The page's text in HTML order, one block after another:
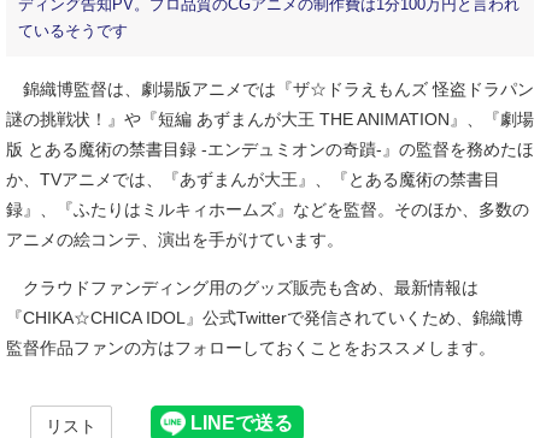
ディング告知PV。プロ品質のCGアニメの制作費は1分100万円と言われ
ているそうです
錦織博監督は、劇場版アニメでは『ザ☆ドラえもんズ 怪盗ドラパン
謎の挑戦状！』や『短編 あずまんが大王 THE ANIMATION』、『劇場
版 とある魔術の禁書目録 -エンデュミオンの奇蹟-』の監督を務めたほ
か、TVアニメでは、『あずまんが大王』、『とある魔術の禁書目
録』、『ふたりはミルキィホームズ』などを監督。そのほか、多数の
アニメの絵コンテ、演出を手がけています。
クラウドファンディング用のグッズ販売も含め、最新情報は
『CHIKA☆CHICA IDOL』公式Twitterで発信されていくため、錦織博
監督作品ファンの方はフォローしておくことをおススメします。
リスト